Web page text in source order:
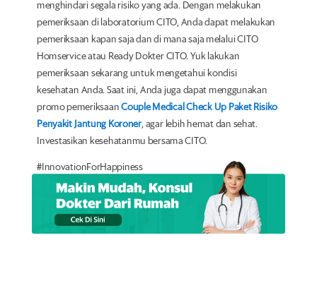
menghindari segala risiko yang ada. Dengan melakukan
pemeriksaan di laboratorium CITO, Anda dapat melakukan
pemeriksaan kapan saja dan di mana saja melalui CITO
Homservice atau Ready Dokter CITO. Yuk lakukan
pemeriksaan sekarang untuk mengetahui kondisi
kesehatan Anda. Saat ini, Anda juga dapat menggunakan
promo pemeriksaanCouple Medical Check Up Paket Risiko
Penyakit Jantung Koroner, agar lebih hemat dan sehat.
Investasikan kesehatanmu bersama CITO.
#InnovationForHappiness